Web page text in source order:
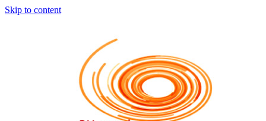
Skip to content